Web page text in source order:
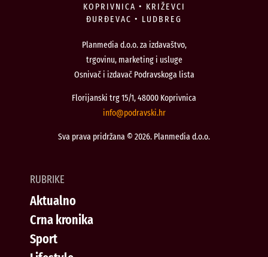
KOPRIVNICA • KRIŽEVCI
ĐURĐEVAC • LUDBREG
Planmedia d.o.o. za izdavaštvo,
trgovinu, marketing i usluge
Osnivač i izdavač Podravskoga lista
Florijanski trg 15/1, 48000 Koprivnica
rh.iksvardop
@ofni
Sva prava pridržana © 2026. Planmedia d.o.o.
RUBRIKE
Aktualno
Crna kronika
Sport